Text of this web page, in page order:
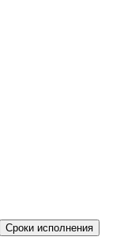
Сроки исполнения